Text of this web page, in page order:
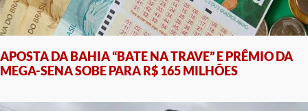
APOSTA DA BAHIA “BATE NA TRAVE” E PRÊMIO DA
MEGA-SENA SOBE PARA R$ 165 MILHÕES